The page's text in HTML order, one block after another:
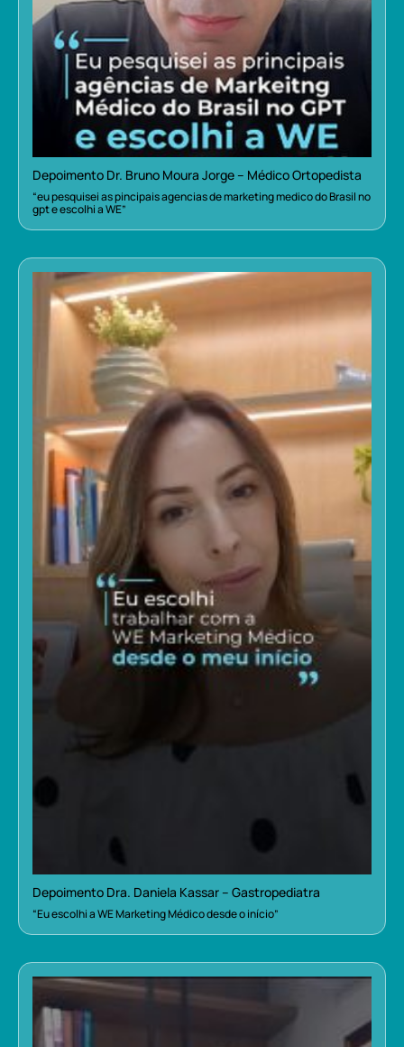
Depoimento Dr. Bruno Moura Jorge – Médico Ortopedista
“eu pesquisei as pincipais agencias de marketing medico do Brasil no
gpt e escolhi a WE”
Depoimento Dra. Daniela Kassar – Gastropediatra
“Eu escolhi a WE Marketing Médico desde o início”